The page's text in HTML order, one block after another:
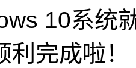
10系统
完成啦！